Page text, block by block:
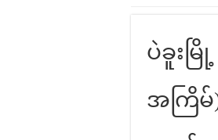
ပဲခူးမ
အကြိမ်